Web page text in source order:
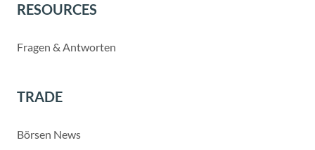
RESOURCES
Fragen & Antworten
TRADE
Börsen News